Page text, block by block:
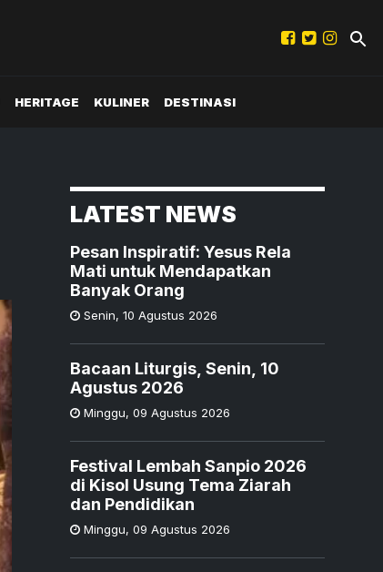
HERITAGE KULINER DESTINASI
LATEST NEWS
Pesan Inspiratif: Yesus Rela
Mati untuk Mendapatkan
Banyak Orang
Senin, 10 Agustus 2026
Bacaan Liturgis, Senin, 10
Agustus 2026
Minggu, 09 Agustus 2026
Festival Lembah Sanpio 2026
di Kisol Usung Tema Ziarah
dan Pendidikan
Minggu, 09 Agustus 2026